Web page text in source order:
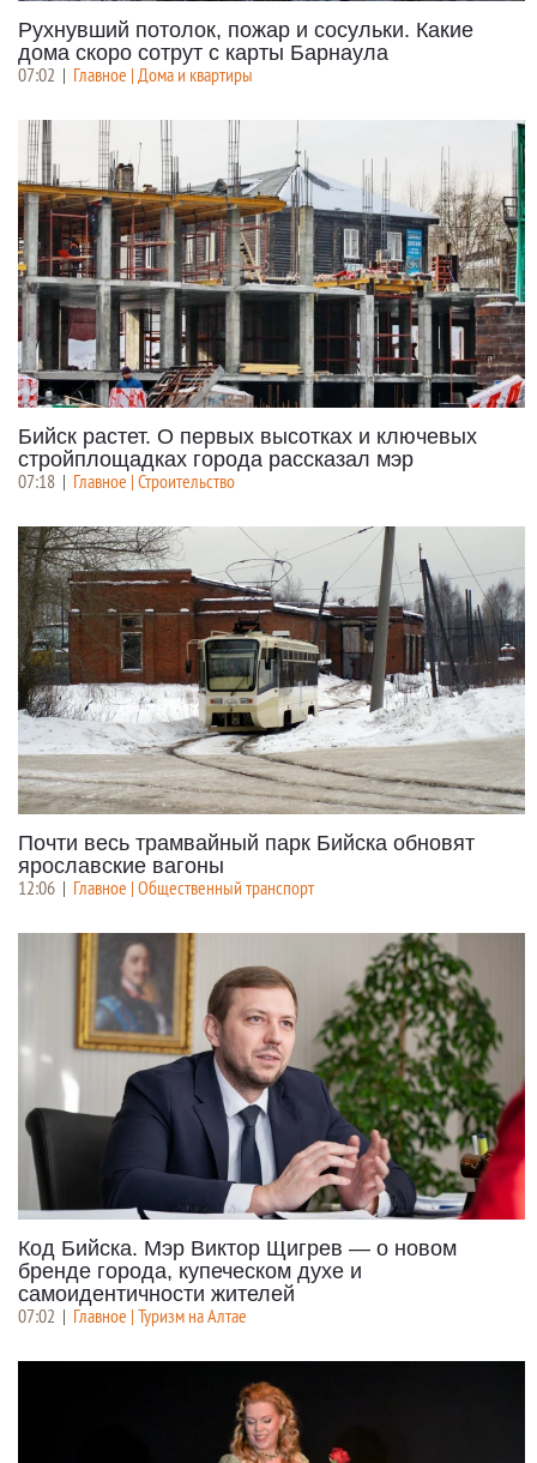
Рухнувший потолок, пожар и сосульки. Какие
дома скоро сотрут с карты Барнаула
07:02 | Главное | Дома и квартиры
Бийск растет. О первых высотках и ключевых
стройплощадках города рассказал мэр
07:18 | Главное | Строительство
Почти весь трамвайный парк Бийска обновят
ярославские вагоны
12:06 | Главное | Общественный транспорт
Код Бийска. Мэр Виктор Щигрев — о новом
бренде города, купеческом духе и
самоидентичности жителей
07:02 Главное | Туризм на Алтае